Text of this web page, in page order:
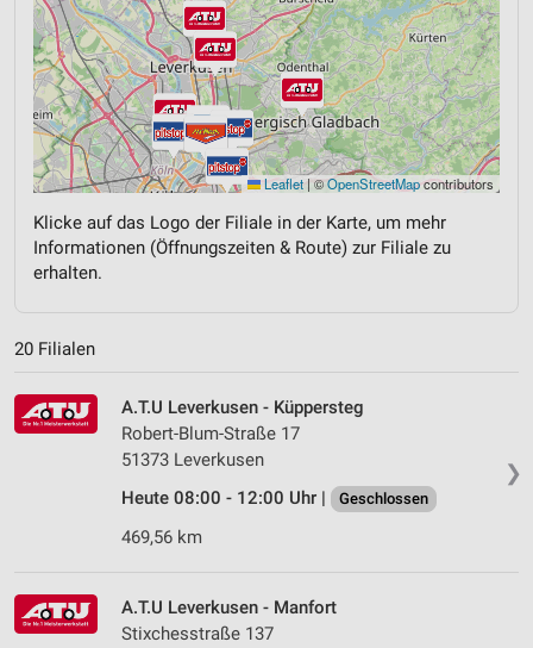
Leaflet |©OpenStreetMapcontributors
Klicke auf das Logo der Filiale in der Karte, um mehr
Informationen (Öffnungszeiten & Route) zur Filiale zu
erhalten.
20 Filialen
❯
A.T.U Leverkusen - Küppersteg
Robert-Blum-Straße 17
51373 Leverkusen
Heute 08:00 - 12:00 Uhr |
Geschlossen
469,56 km
A.T.U Leverkusen - Manfort
Stixchesstraße 137